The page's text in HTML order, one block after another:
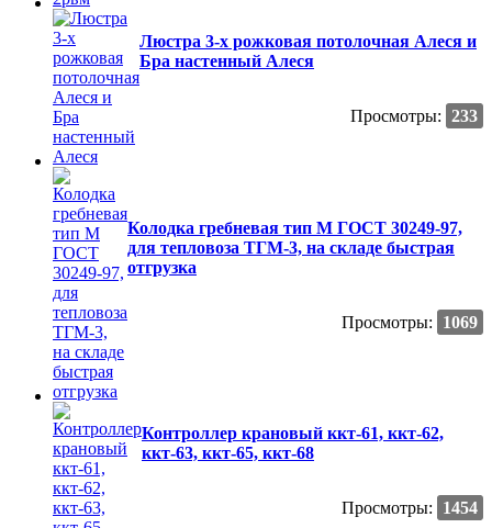
Люстра 3-х рожковая потолочная Алеся и
Бра настенный Алеся
Просмотры: 233
Колодка гребневая тип М ГОСТ 30249-97,
для тепловоза ТГМ-3, на складе быстрая
отгрузка
Просмотры: 1069
Контроллер крановый ккт-61, ккт-62,
ккт-63, ккт-65, ккт-68
Просмотры: 1454